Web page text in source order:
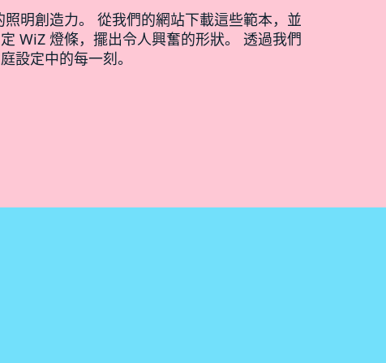
明創造力。 從我們的網站下載這些範本，並
WiZ 燈條，擺出令人興奮的形狀。 透過我們
設定中的每一刻。